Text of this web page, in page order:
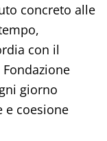
concreto alle
con il
giorno
e coesione